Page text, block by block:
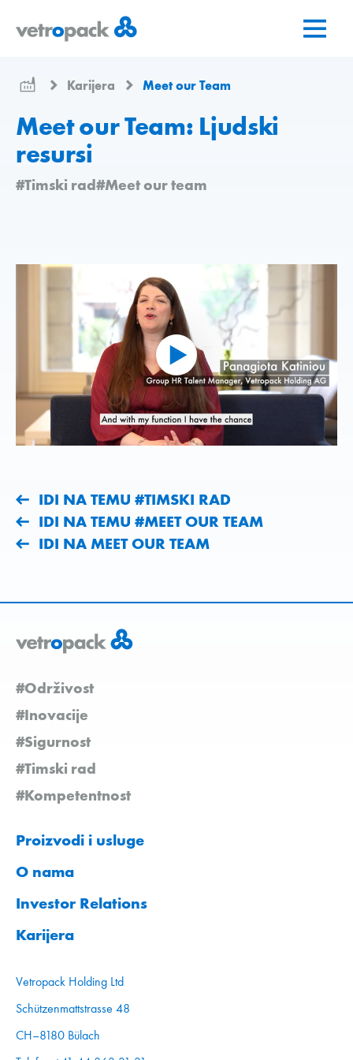
page
Karijera Meet our Team
Meet our Team: Ljudski
resursi
#Timski rad#Meet our team
IDI NA TEMU #TIMSKI RAD
IDI NA TEMU #MEET OUR TEAM
IDI NA MEET OUR TEAM
#Održivost
#Inovacije
#Sigurnost
#Timski rad
#Kompetentnost
Proizvodi i usluge
O nama
Investor Relations
Karijera
Vetropack Holding Ltd
Schützenmattstrasse 48
CH–8180 Bülach